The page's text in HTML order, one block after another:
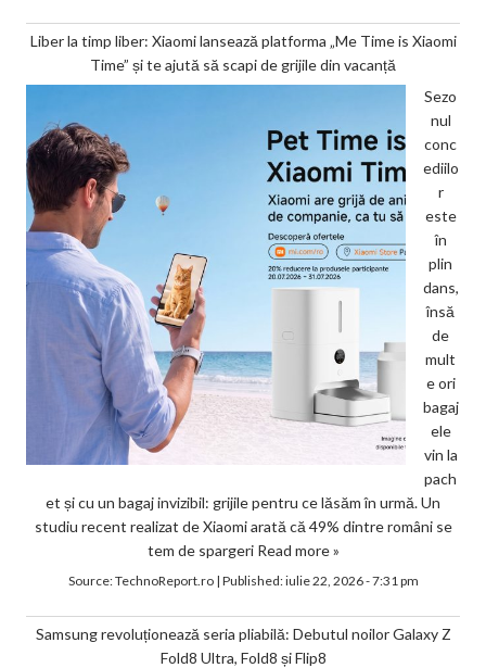
Liber la timp liber: Xiaomi lansează platforma „Me Time is Xiaomi
Time” și te ajută să scapi de grijile din vacanță
Sezo
nul
conc
ediilo
r
este
în
plin
dans,
însă
de
mult
e ori
bagaj
ele
vin la
pach
et și cu un bagaj invizibil: grijile pentru ce lăsăm în urmă. Un
studiu recent realizat de Xiaomi arată că 49% dintre români se
tem de spargeri Read more »
Source:TechnoReport.ro| Published:iulie 22, 2026 - 7:31 pm
Samsung revoluționează seria pliabilă: Debutul noilor Galaxy Z
Fold8 Ultra, Fold8 și Flip8